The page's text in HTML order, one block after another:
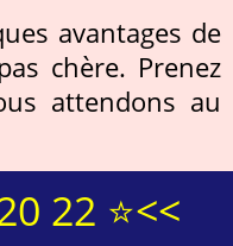
avantages de
chère. Prenez
attendons au
22 ⭐<<